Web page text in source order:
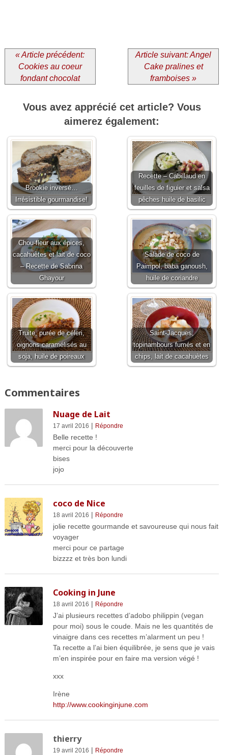
« Article précédent:
Cookies au coeur
fondant chocolat
Article suivant: Angel
Cake pralines et
framboises »
Vous avez apprécié cet article? Vous
aimerez également:
Brookie inversé…
Irrésistible gourmandise!
Recette – Cabillaud en
feuilles de figuier et salsa
pêches huile de basilic
Chou-fleur aux épices,
cacahuètes et lait de coco
– Recette de Sabrina
Ghayour
Salade de coco de
Paimpol, baba ganoush,
huile de coriandre
Truite, purée de céleri,
oignons caramélisés au
soja, huile de poireaux
Saint-Jacques,
topinambours fumés et en
chips, lait de cacahuètes
Commentaires
Nuage de Lait
17 avril 2016 | Répondre
Belle recette !
merci pour la découverte
bises
jojo
coco de Nice
18 avril 2016 | Répondre
jolie recette gourmande et savoureuse qui nous fait
voyager
merci pour ce partage
bizzzz et très bon lundi
Cooking in June
18 avril 2016 | Répondre
J’ai plusieurs recettes d’adobo philippin (vegan
pour moi) sous le coude. Mais ne les quantités de
vinaigre dans ces recettes m’alarment un peu !
Ta recette a l’ai bien équilibrée, je sens que je vais
m’en inspirée pour en faire ma version végé !
xxx
Irène
http://www.cookinginjune.com
thierry
19 avril 2016 | Répondre